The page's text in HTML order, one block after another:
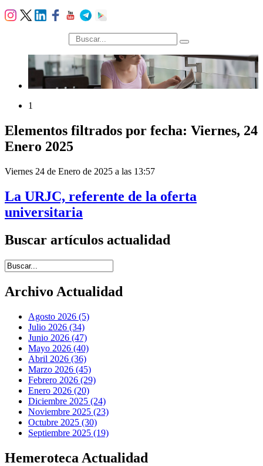
búsqueda
1
Elementos filtrados por fecha: Viernes, 24
Enero 2025
Viernes 24 de Enero de 2025 a las 13:57
La URJC, referente de la oferta
universitaria
Buscar artículos actualidad
Introduce términos de búsqueda
Archivo Actualidad
Agosto 2026 (5)
Julio 2026 (34)
Junio 2026 (47)
Mayo 2026 (40)
Abril 2026 (36)
Marzo 2026 (45)
Febrero 2026 (29)
Enero 2026 (20)
Diciembre 2025 (24)
Noviembre 2025 (23)
Octubre 2025 (30)
Septiembre 2025 (19)
Hemeroteca Actualidad